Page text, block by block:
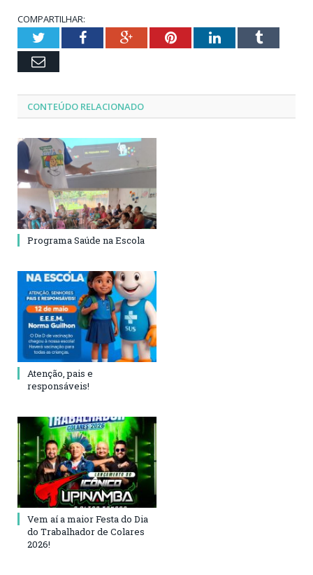
COMPARTILHAR:
TwitterFacebookGoogle+PinterestLinkedInTumblr
Email
CONTEÚDO RELACIONADO
Programa Saúde na Escola
Atenção, pais e
responsáveis!
Vem aí a maior Festa do Dia
do Trabalhador de Colares
2026!